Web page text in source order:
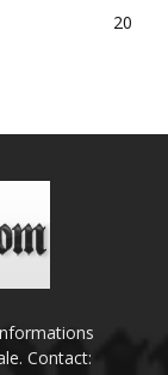
20
Contact: